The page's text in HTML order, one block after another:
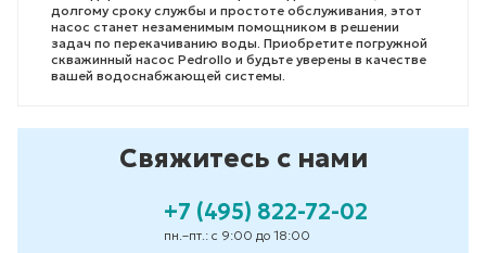
долгому сроку службы и простоте обслуживания, этот
насос станет незаменимым помощником в решении
задач по перекачиванию воды. Приобретите погружной
скважинный насос Pedrollo и будьте уверены в качестве
вашей водоснабжающей системы.
Свяжитесь с нами
+7 (495) 822-72-02
пн.–пт.: с 9:00 до 18:00